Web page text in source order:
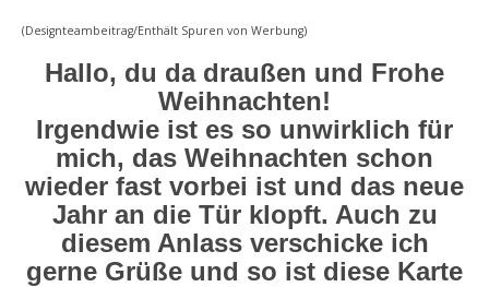
(Designteambeitrag/Enthält Spuren von Werbung)
Hallo, du da draußen und Frohe
Weihnachten!
Irgendwie ist es so unwirklich für
mich, das Weihnachten schon
wieder fast vorbei ist und das neue
Jahr an die Tür klopft. Auch zu
diesem Anlass verschicke ich
gerne Grüße und so ist diese Karte